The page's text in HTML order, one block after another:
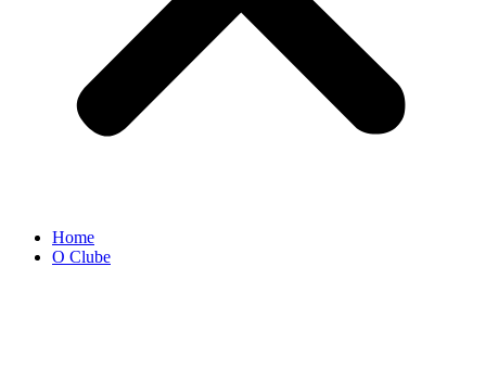
Home
O Clube